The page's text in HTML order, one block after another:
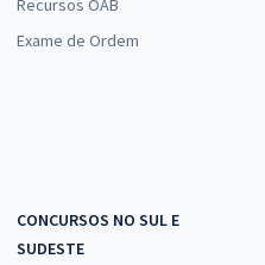
Recursos OAB
Exame de Ordem
CONCURSOS NO SUL E
SUDESTE